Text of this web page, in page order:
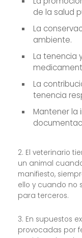
de la salud
La
ambiente.
La tenencia
La
tenencia
Mantener la
2. El veterinario
un animal
manifiesto,
ello y cuando no
para terceros.
3. En supuestos
provocadas por